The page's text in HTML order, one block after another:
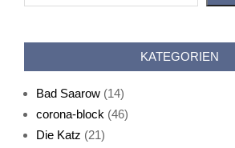
KATEGORIEN
Bad Saarow (14)
corona-block (46)
Die Katz (21)